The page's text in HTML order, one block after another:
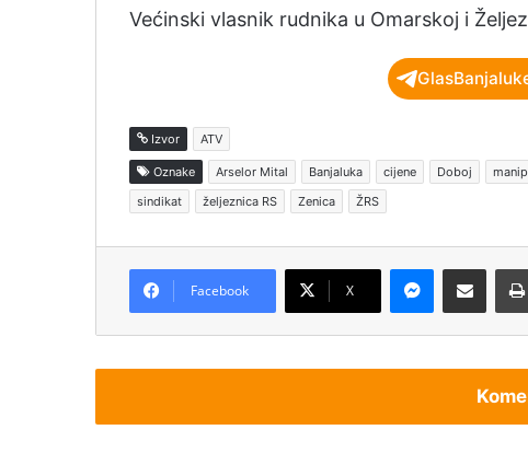
Većinski vlasnik rudnika u Omarskoj i
Izvor ATV
Oznake Arselor Mital Banjaluka cijene Doboj
sindikat
željeznica RS Zenica ŽRS
Facebook X